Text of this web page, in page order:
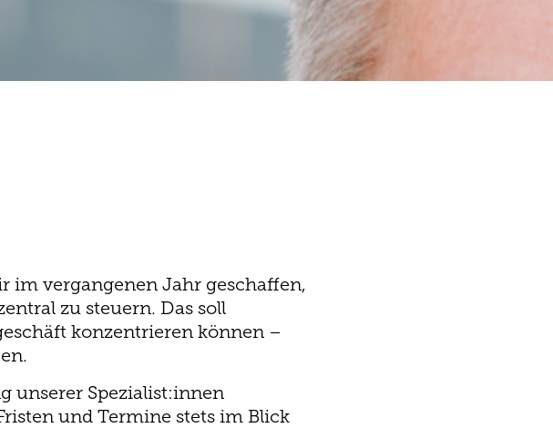
im vergangenen Jahr geschaffen,
zu steuern. Das soll
konzentrieren können –
unserer Spezialist:innen
und Termine stets im Blick